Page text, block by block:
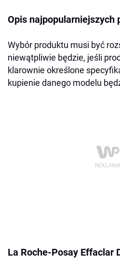
Opis najpopularniejszych
Wybór produktu musi być
niewątpliwie będzie, jeśli
klarownie określone
kupienie danego modelu
La Roche-Posay Effaclar